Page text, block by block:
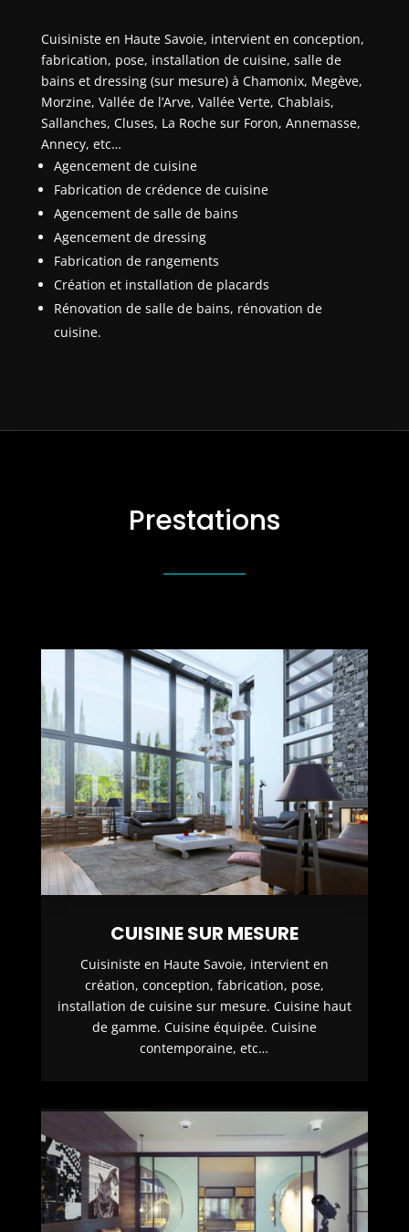
Cuisiniste en Haute Savoie, intervient en conception,
fabrication, pose, installation de cuisine, salle de
bains et dressing (sur mesure) à Chamonix, Megève,
Morzine, Vallée de l’Arve, Vallée Verte, Chablais,
Sallanches, Cluses, La Roche sur Foron, Annemasse,
Annecy, etc…
Agencement de cuisine
Fabrication de crédence de cuisine
Agencement de salle de bains
Agencement de dressing
Fabrication de rangements
Création et installation de placards
Rénovation de salle de bains, rénovation de
cuisine.
Prestations
CUISINE SUR MESURE
Cuisiniste en Haute Savoie, intervient en
création, conception, fabrication, pose,
installation de cuisine sur mesure. Cuisine haut
de gamme. Cuisine équipée. Cuisine
contemporaine, etc…